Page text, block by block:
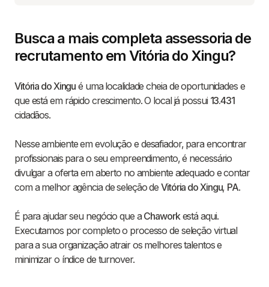
Busca a mais completa assessoria de
recrutamento em Vitória do Xingu?
Vitória do Xingu é uma localidade cheia de oportunidades e
que está em rápido crescimento. O local já possui 13.431
cidadãos.
Nesse ambiente em evolução e desafiador, para encontrar
profissionais para o seu empreendimento, é necessário
divulgar a oferta em aberto no ambiente adequado e contar
com a melhor agência de seleção deVitória do Xingu, PA.
É para ajudar seu negócio que a Chaworkestá aqui.
Executamos por completo o processo de seleção virtual
para a sua organização atrair os melhores talentos e
minimizar o índice de turnover.